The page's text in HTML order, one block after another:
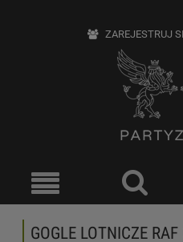
ZAREJESTRUJ
GOGLE LOTNICZE